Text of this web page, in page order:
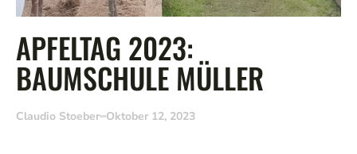
APFELTAG 2023:
BAUMSCHULE MÜLLER
Claudio Stoeber Oktober 12, 2023